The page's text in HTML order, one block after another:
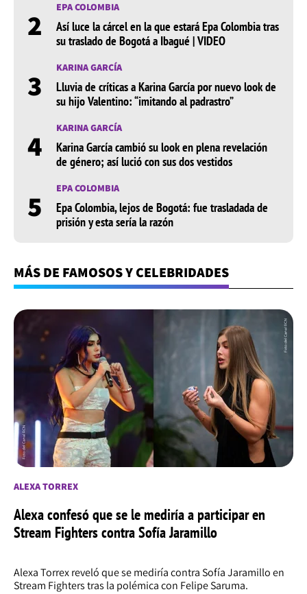
2 EPA COLOMBIA
Así luce la cárcel en la que estará Epa Colombia tras
su traslado de Bogotá a Ibagué | VIDEO
3 KARINA GARCÍA
Lluvia de críticas a Karina García por nuevo look de
su hijo Valentino: “imitando al padrastro”
4 KARINA GARCÍA
Karina García cambió su look en plena revelación
de género; así lució con sus dos vestidos
5 EPA COLOMBIA
Epa Colombia, lejos de Bogotá: fue trasladada de
prisión y esta sería la razón
MÁS DE FAMOSOS Y CELEBRIDADES
ALEXA TORREX
Alexa confesó que se le mediría a participar en
Stream Fighters contra Sofía Jaramillo
Alexa Torrex reveló que se mediría contra Sofía Jaramillo en
Stream Fighters tras la polémica con Felipe Saruma.